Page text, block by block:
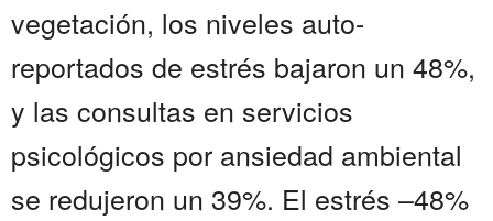
vegetación, los niveles auto-
reportados de estrés bajaron un 48%,
y las consultas en servicios
psicológicos por ansiedad ambiental
se redujeron un 39%. El estrés –48%